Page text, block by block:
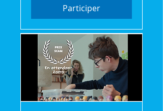
Participer